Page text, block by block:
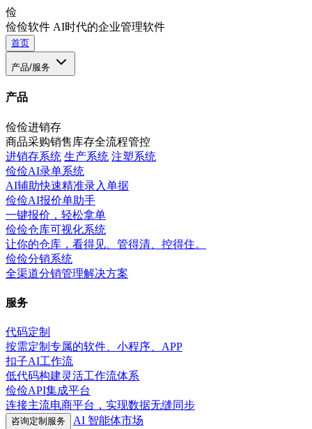
俭
俭俭软件 AI时代的企业管理软件
首页
产品/服务
产品
俭俭进销存
商品采购销售库存全流程管控
进销存系统 生产系统 注塑系统
俭俭AI录单系统
AI辅助快速精准录入单据
俭俭AI报价单助手
一键报价，轻松拿单
俭俭仓库可视化系统
让你的仓库，看得见、管得清、控得住。
俭俭分销系统
全渠道分销管理解决方案
服务
代码定制
按需定制专属的软件、小程序、APP
扣子AI工作流
低代码构建灵活工作流体系
俭俭API集成平台
连接主流电商平台，实现数据无缝同步
咨询定制服务 AI 智能体市场